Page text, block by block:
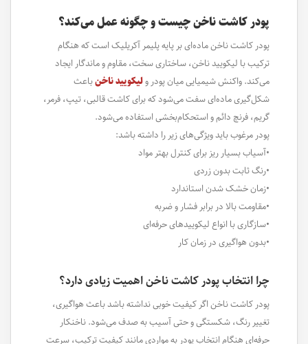
پودر کاشت ناخن چیست و چگونه عمل می‌کند؟
پودر کاشت ناخن ماده‌ای بر پایه پلیمر آکریلیک است که هنگام
ترکیب با لیکویید ناخن، ساختاری سخت، مقاوم و ماندگار ایجاد
می‌کند. واکنش شیمیایی میان پودر ولیکویید ناخنباعث
شکل‌گیری ماده‌ای سفت می‌شود که برای کاشت قالبی، تیپ، فرمر،
گریم، فرنچ دائم و استحکام‌بخشی استفاده می‌شود.
پودر مرغوب باید ویژگی‌های زیر را داشته باشد:
•آسیاب بسیار ریز برای کنترل بهتر مواد
•رنگ ثابت بدون زردی
•زمان خشک شدن استاندارد
•مقاومت بالا در برابر فشار و ضربه
•سازگاری با انواع لیکوییدهای حرفه‌ای
•بدون هواگیری در زمان کار
چرا انتخاب پودر کاشت ناخن اهمیت زیادی دارد؟
پودر کاشت ناخن اگر کیفیت خوبی نداشته باشد باعث هواگیری،
تغییر رنگ، شکستگی و حتی آسیب به صدف می‌شود. ناخنکار
حرفه‌ای هنگام انتخاب پودر به مواردی مانند کیفیت ترکیب، سرعت